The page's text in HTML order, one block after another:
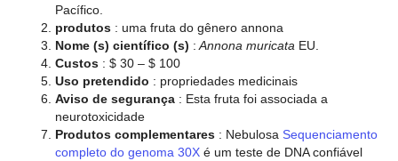
Pacífico.
produtos : uma fruta do gênero annona
Nome (s) científico (s) : Annona muricata EU.
Custos : $ 30 – $ 100
Uso pretendido : propriedades medicinais
Aviso de segurança : Esta fruta foi associada a
neurotoxicidade
Produtos complementares : Nebulosa Sequenciamento
completo do genoma 30X é um teste de DNA confiável